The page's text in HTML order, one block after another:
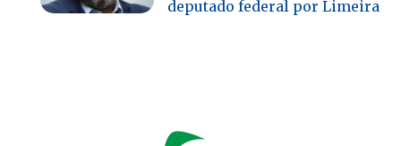
deputado federal por Limeira